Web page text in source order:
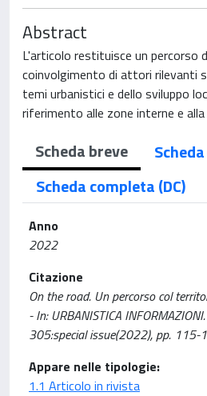
Abstract
L'articolo restituisce un percorso
coinvolgimento di attori rilevanti
temi urbanistici e dello sviluppo
riferimento alle zone interne e
Scheda breve
Scheda completa (DC)
Anno
2022
Citazione
On the road. Un percorso col
- In: URBANISTICA
305:special issue(2022), pp. 115-
Appare nelle tipologie:
1.1 Articolo in rivista